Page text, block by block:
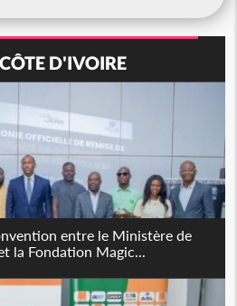
CÔTE D'IVOIRE
entre le Ministère de
la Fondation Magic...